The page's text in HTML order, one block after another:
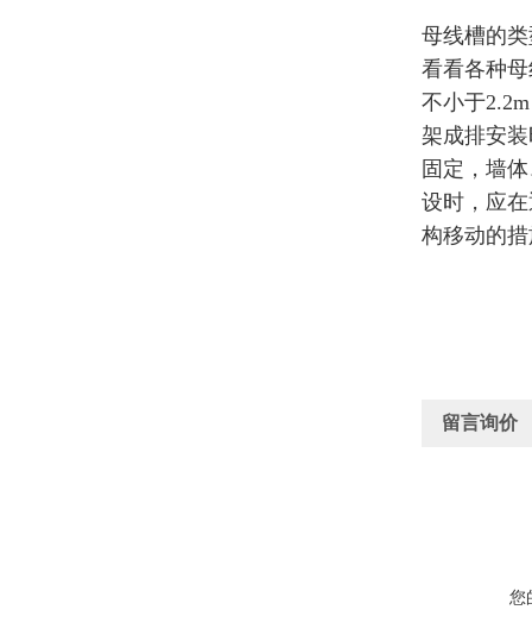
母线槽的
看看各种
不小于
架成排安
固定，墙
设时，应
构移动的
留言询价
您